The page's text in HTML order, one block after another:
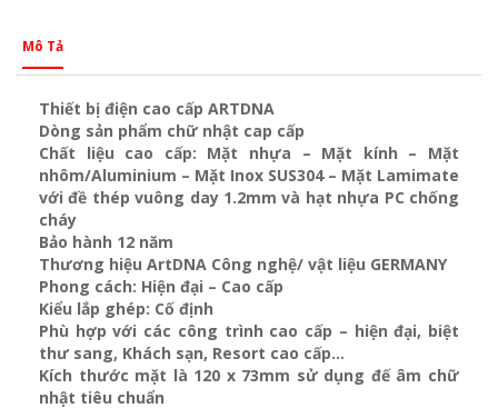
Mô Tả
Thiết bị điện cao cấp ARTDNA
Dòng sản phẩm chữ nhật cap cấp
Chất liệu cao cấp: Mặt nhựa – Mặt kính – Mặt
nhôm/Aluminium – Mặt Inox SUS304 – Mặt Lamimate
với đề thép vuông day 1.2mm và hạt nhựa PC chống
cháy
Bảo hành 12 năm
Thương hiệu ArtDNA Công nghệ/ vật liệu GERMANY
Phong cách: Hiện đại – Cao cấp
Kiểu lắp ghép: Cố định
Phù hợp với các công trình cao cấp – hiện đại, biệt
thư sang, Khách sạn, Resort cao cấp…
Kích thước mặt là 120 x 73mm sử dụng đế âm chữ
nhật tiêu chuẩn